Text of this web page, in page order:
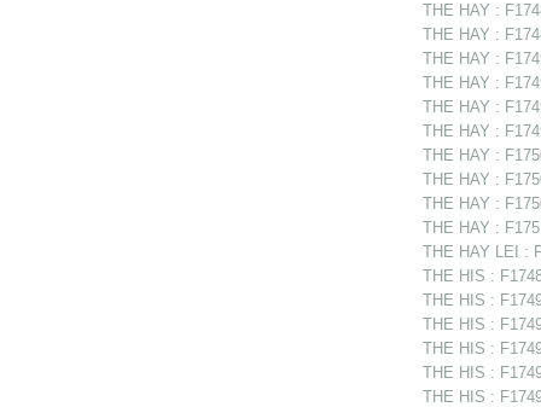
THE HAY :
THE HAY :
THE HAY :
THE HAY :
THE HAY :
THE HAY :
THE HAY :
THE HAY :
THE HAY :
THE HAY :
THE HAY LEI :
THE HIS :
THE HIS :
THE HIS :
THE HIS :
THE HIS :
THE HIS :